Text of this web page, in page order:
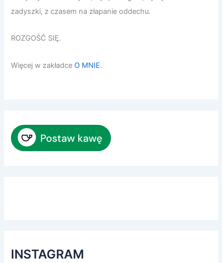
zadyszki, z czasem na złapanie oddechu.
ROZGOŚĆ SIĘ.
Więcej w zakładceO MNIE.
INSTAGRAM